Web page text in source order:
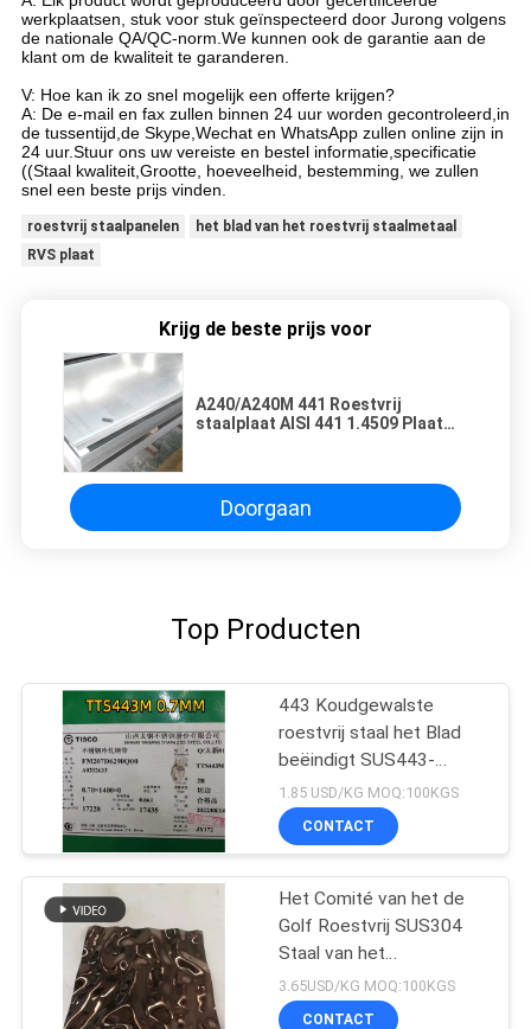
werkplaatsen, stuk voor stuk geïnspecteerd door Jurong volgens
de nationale QA/QC-norm.We kunnen ook de garantie aan de
klant om de kwaliteit te garanderen.
V: Hoe kan ik zo snel mogelijk een offerte krijgen?
A: De e-mail en fax zullen binnen 24 uur worden gecontroleerd,in
de tussentijd,de Skype,Wechat en WhatsApp zullen online zijn in
24 uur.Stuur ons uw vereiste en bestel informatie,specificatie
((Staal kwaliteit,Grootte, hoeveelheid, bestemming, we zullen
snel een beste prijs vinden.
roestvrij staalpanelen
het blad van het roestvrij staalmetaal
RVS plaat
Krijg de beste prijs voor
A240/A240M 441 Roestvrij
staalplaat AISI 441 1.4509 Plaat
Doorgaan
Top Producten
443 Koudgewalste
roestvrij staal het Blad
beëindigt SUS443-
Borstel beëindigt Inox-
Blad
1.85 USD/KG MOQ:100KGS
CONTACT
Het Comité van het de
Golf Roestvrij SUS304
Staal van het
decoratiewater
Opgepoetst Bladzilver
3.65USD/KG MOQ:100KGS
CONTACT